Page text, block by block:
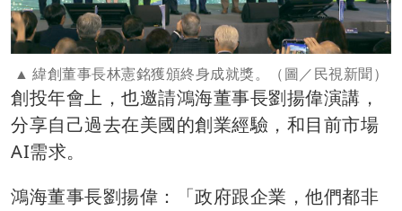
緯創董事長林憲銘獲頒終身成就獎。（圖／民視新聞）
創投年會上，也邀請鴻海董事長劉揚偉演講，
分享自己過去在美國的創業經驗，和目前市場
AI需求。
鴻海董事長劉揚偉：「政府跟企業，他們都非